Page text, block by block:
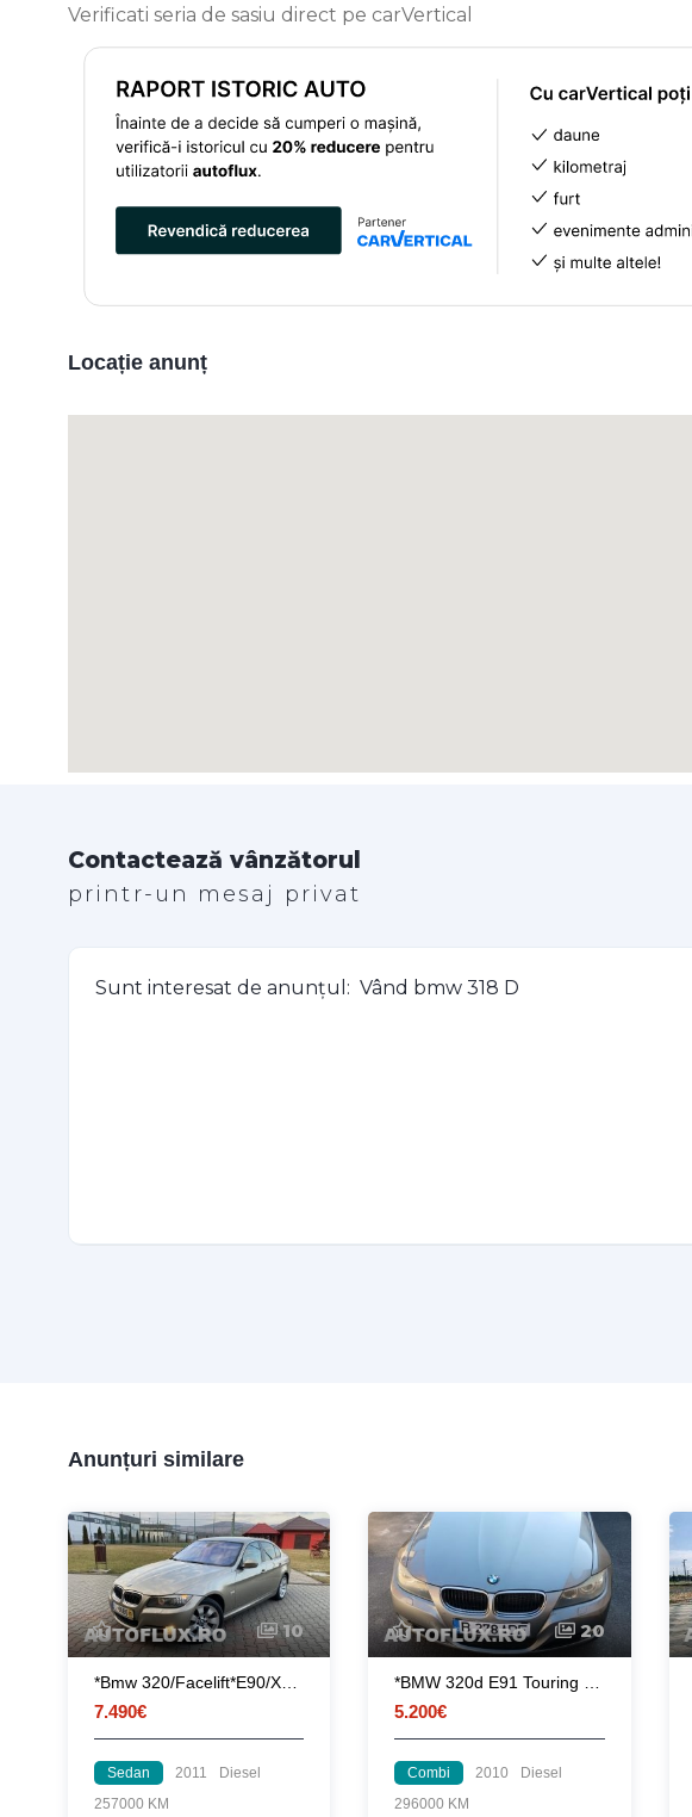
Verificati seria de sasiu direct pe carVertical
Locație anunț
Contactează vânzătorul
printr-un mesaj privat
Anunțuri similare
10
*Bmw 320/Facelift*E90/XDrive/automat/Euro5/navi/bixenon/webasto/Germania
7.490€
Sedan 2011
Diesel
257000 KM
20
*BMW 320d E91 Touring Facelift*
5.200€
Combi 2010
Diesel
296000 KM